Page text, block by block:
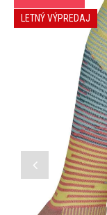
LETNÝ VÝPREDAJ